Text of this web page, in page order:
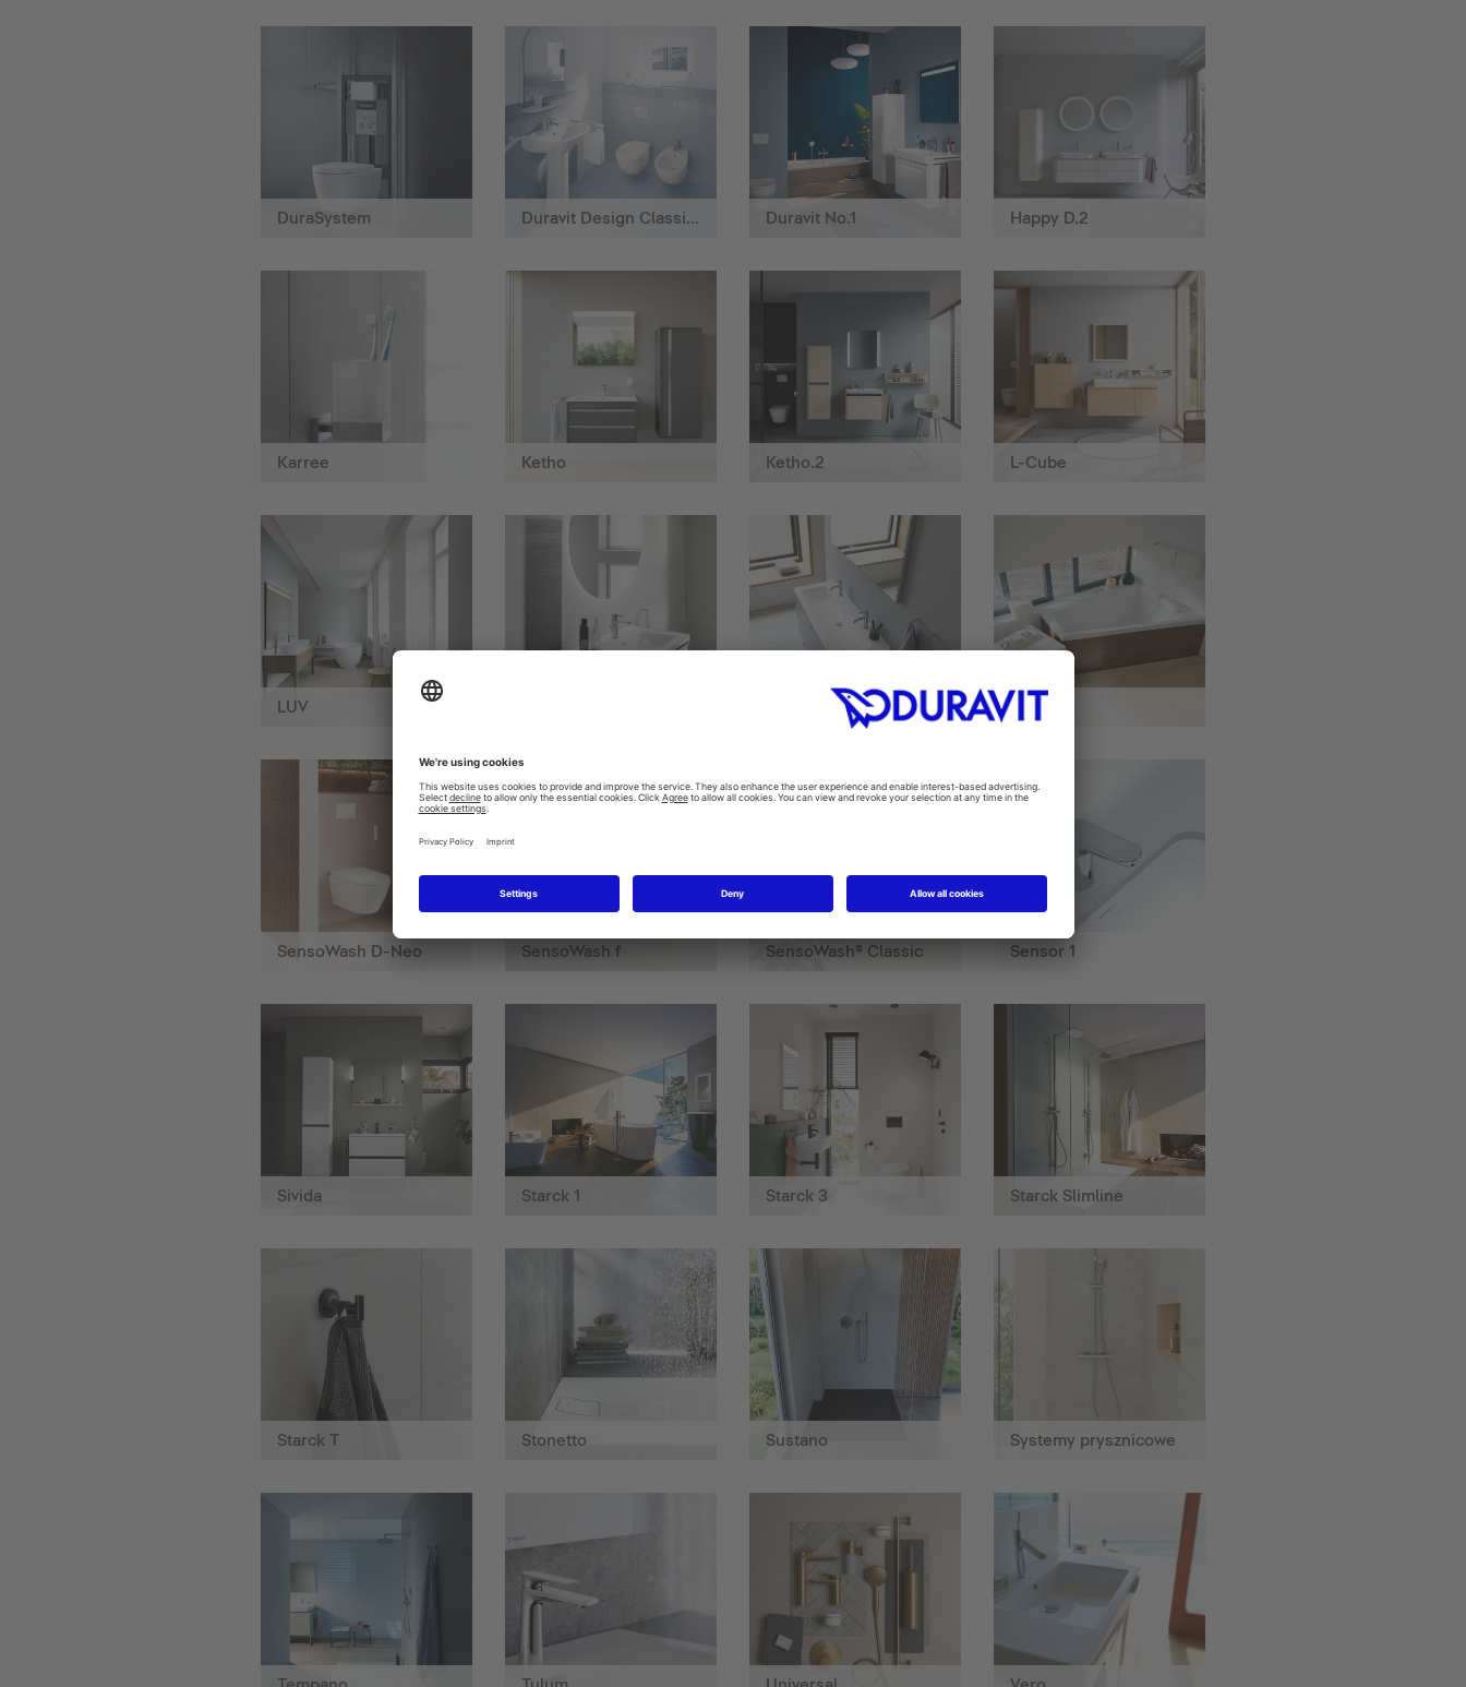
DuraSystem Duravit Design Classics Duravit No.1 Happy D.2
Karree Ketho Ketho.2 L-Cube
LUV ME by Starck Paiova
SensoWash D-Neo SensoWash f SensoWash® Classic Sensor 1
Sivida Starck 1 Starck 3 Starck Slimline
Starck T Stonetto Sustano Systemy prysznicowe